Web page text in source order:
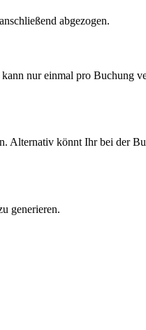
abgezogen.
kann nur einmal pro Buchung
Alternativ könnt Ihr bei der
generieren.